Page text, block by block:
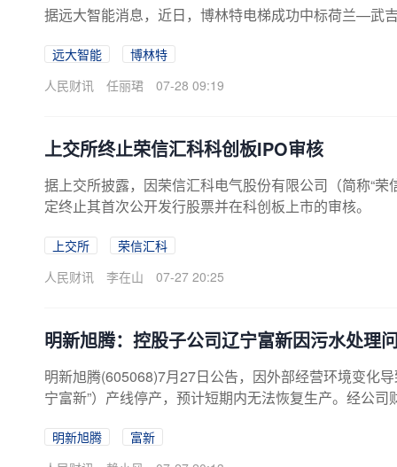
据远大智能消息，近日，博林特电梯成功中标荷兰—武
远大智能
博林特
人民财讯
任丽珺 07-28 09:19
上交所终止荣信汇科科创板IPO审核
据上交所披露，因荣信汇科电气股份有限公司（简称“
定终止其首次公开发行股票并在科创板上市的审核。
上交所
荣信汇科
人民财讯
李在山 07-27 20:25
明新旭腾：控股子公司辽宁富新因污水处理
明新旭腾(605068)7月27日公告，因外部经营环境变化
宁富新”）产线停产，预计短期内无法恢复生产。经公
实际处理能力局限，要求对辽宁富新排放限值进行协商
指标远超辽宁富新现有污水处理系统能力极限。辽宁
明新旭腾
富新